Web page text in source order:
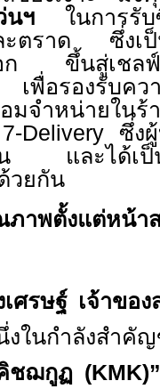
ว่นฯ ในการรั
ะตราด ซึ่งเป็
ก ขึ้นสู่เชลฟ์
พื่อรองรับคว
จำหน่ายในร้
7-Delivery
ซึ่ง
น และได้เป็
วยกัน
ภาพตั้งแต่หน้า
ศรษฐ์ เจ้าขอ
ในกำลังสำ
ชฌกูฏ (KMK)”